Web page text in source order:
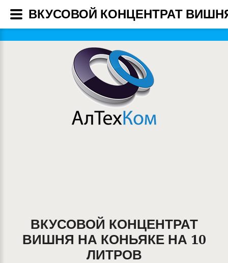
ВКУСОВОЙ КОНЦЕНТРАТ
ВИШНЯ НА КОНЬЯКЕ НА 10
ЛИТРОВ
ВКУСОВОЙ КОНЦЕНТРАТ